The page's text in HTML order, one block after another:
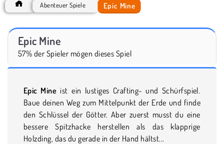
Abenteuer Spiele Epic Mine
Epic Mine
57% der Spieler mögen dieses Spiel
Epic Mine ist ein lustiges Crafting- und Schürfspiel.
Baue deinen Weg zum Mittelpunkt der Erde und finde
den Schlüssel der Götter. Aber zuerst musst du eine
bessere Spitzhacke herstellen als das klapprige
Holzding, das du gerade in der Hand hältst...